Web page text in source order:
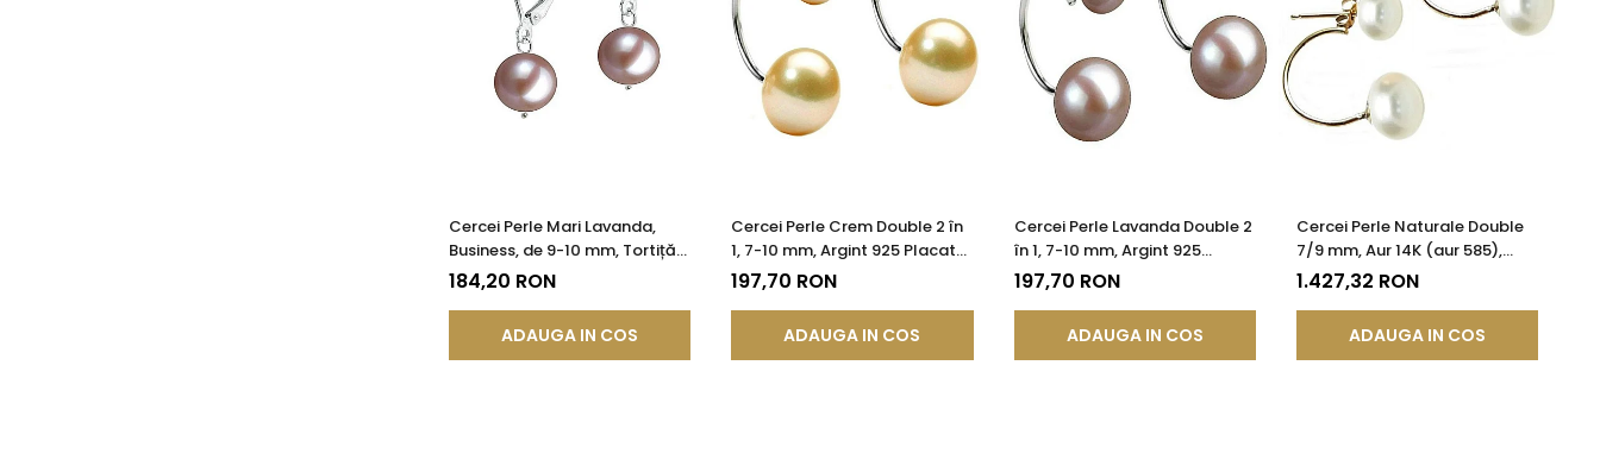
Cercei Perle Mari Lavanda,
Business, de 9-10 mm, Tortiță
Închisă, Argint 925 - Calitate
184,20 RON
ADAUGA IN COS
Cercei Perle Crem Double 2 în
1, 7-10 mm, Argint 925 Placat
cu Platină | KASKADDA®
197,70 RON
ADAUGA IN COS
Cercei Perle Lavanda Double 2
în 1, 7-10 mm, Argint 925
Placat cu Platină | KASKADDA®
197,70 RON
ADAUGA IN COS
Cercei Perle Naturale Double
7/9 mm, Aur 14K (aur 585),
Versatili 2 în 1 | KASKADDA®
1.427,32 RON
ADAUGA IN COS